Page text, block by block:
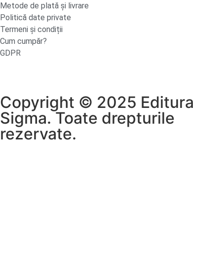
Metode de plată și livrare
Politică date private
Termeni și condiții
Cum cumpăr?
GDPR
Copyright © 2025 Editura
Sigma. Toate drepturile
rezervate.